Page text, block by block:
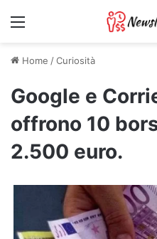
Menu
Home /Curiosità
Google e
offrono 10
2.500 euro.